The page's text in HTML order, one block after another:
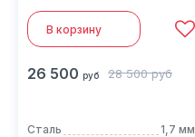
В корзину
26 500 руб 28 500 руб
Сталь
1,7 мм